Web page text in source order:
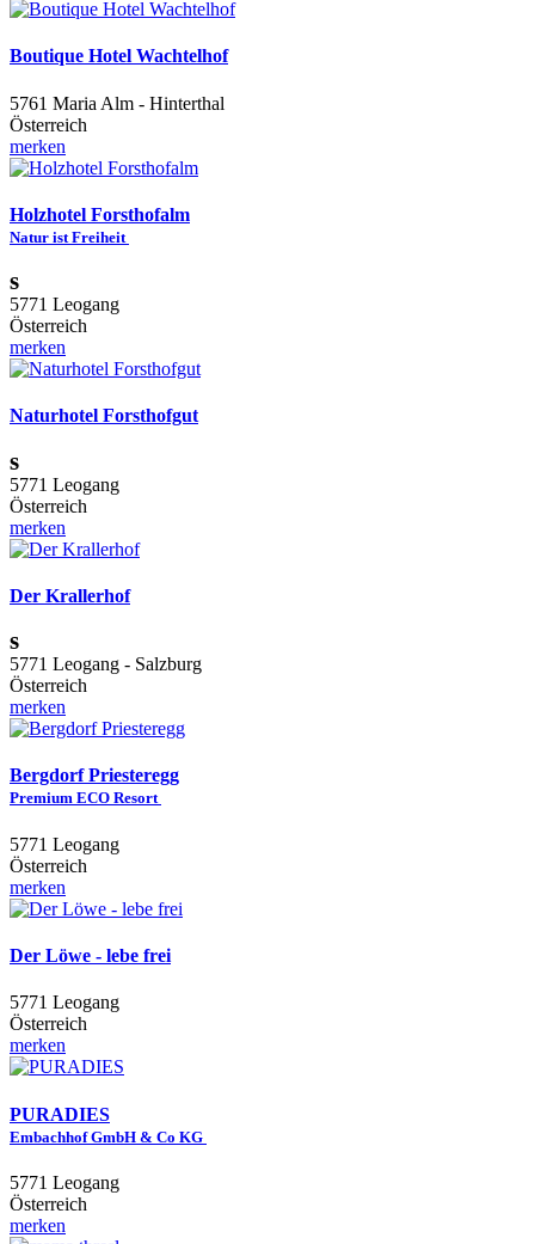
Boutique Hotel Wachtelhof
5761 Maria Alm - Hinterthal
Österreich
merken
Holzhotel Forsthofalm
Natur ist Freiheit
s
5771 Leogang
Österreich
merken
Naturhotel Forsthofgut
s
5771 Leogang
Österreich
merken
Der Krallerhof
s
5771 Leogang - Salzburg
Österreich
merken
Bergdorf Priesteregg
Premium ECO Resort
5771 Leogang
Österreich
merken
Der Löwe - lebe frei
5771 Leogang
Österreich
merken
PURADIES
Embachhof GmbH & Co KG
5771 Leogang
Österreich
merken